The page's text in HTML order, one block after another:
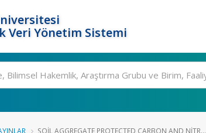
Veri Yönetim Sistemi
SOIL AGGREGATE PROTECTED CARBON AND NITR...